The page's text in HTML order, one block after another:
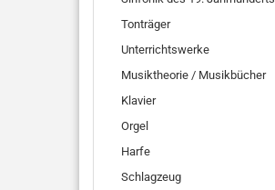
Tonträger
Unterrichtswerke
Musiktheorie / Musikbücher
Klavier
Orgel
Harfe
Schlagzeug